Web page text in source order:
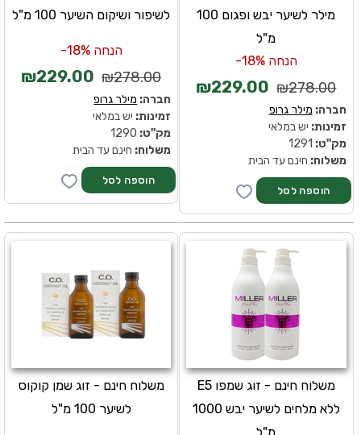
לשיפור ושיקום השיער 100 מ"ל
הנחה 18%-
₪278.00
₪229.00
חברה: מילר גרופ
זמינות: יש במלאי
מק''ט:
משלוח: חינם עד הבית
מילר לשיער יבש ופגום 100
מ"ל
הנחה 18%-
₪278.00
₪229.00
חברה: מילר גרופ
זמינות: יש במלאי
מק''ט:
משלוח: חינם עד הבית
משלוח חינם - זוג שמן קוקוס
לשיער 100 מ"ל
משלוח חינם - זוג שמפו E5
ללא מלחים לשיער יבש 1000